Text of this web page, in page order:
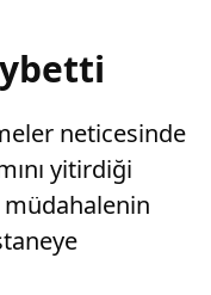
neticesinde
yitirdiği
müdahalenin